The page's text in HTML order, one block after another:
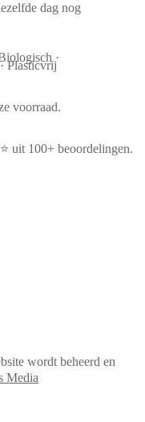
dag nog
·
Plasticvrij
voorraad.
uit 100+ beoordelingen.
wordt beheerd en